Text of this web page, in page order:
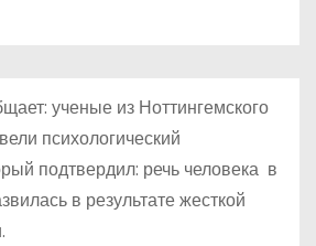
ученые из Ноттингемского
психологический
подтвердил: речь человека в
в результате жесткой